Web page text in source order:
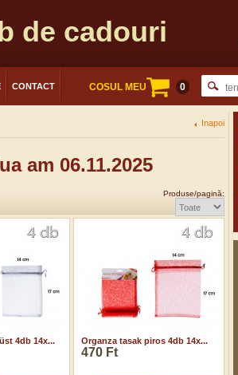
de cadouri
CONTACT COSUL MEU 0
Inapoi
am 06.11.2025
Produse/pagină:
4db 14x... Organza tasak piros 4db 14x...
470 Ft